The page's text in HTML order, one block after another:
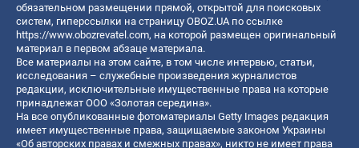
обязательном размещении прямой, открытой для поисковых
систем, гиперссылки на страницу OBOZ.UA по ссылке
https://www.obozrevatel.com, на которой размещен оригинальный
материал в первом абзаце материала.
Все материалы на этом сайте, в том числе интервью, статьи,
исследования – служебные произведения журналистов
редакции, исключительные имущественные права на которые
принадлежат ООО «Золотая середина».
На все опубликованные фотоматериалы Getty Images редакция
имеет имущественные права, защищаемые законом Украины
«Об авторских правах и смежных правах», никто не имеет права